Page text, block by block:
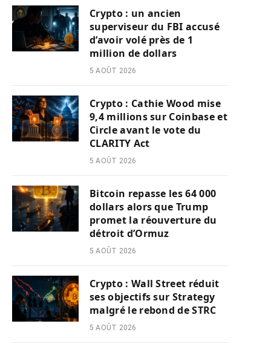
Crypto : un ancien
superviseur du FBI accusé
d’avoir volé près de 1
million de dollars
5 AOÛT 2026
Crypto : Cathie Wood mise
9,4 millions sur Coinbase et
Circle avant le vote du
CLARITY Act
5 AOÛT 2026
Bitcoin repasse les 64 000
dollars alors que Trump
promet la réouverture du
détroit d’Ormuz
5 AOÛT 2026
Crypto : Wall Street réduit
ses objectifs sur Strategy
malgré le rebond de STRC
5 AOÛT 2026